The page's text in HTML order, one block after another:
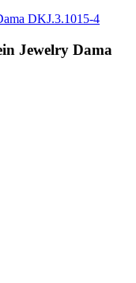
Jewelry Dama